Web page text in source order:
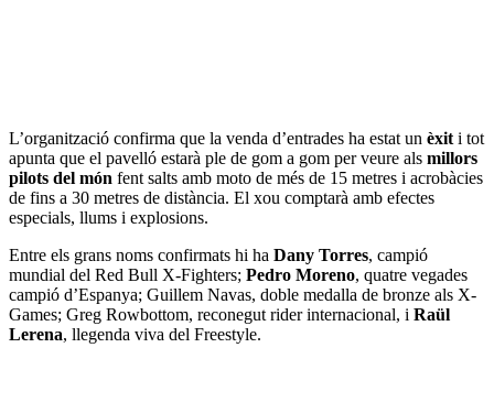
L’organització confirma que la venda d’entrades ha estat un èxit i tot
apunta que el pavelló estarà ple de gom a gom per veure als millors
pilots del món fent salts amb moto de més de 15 metres i acrobàcies
de fins a 30 metres de distància. El xou comptarà amb efectes
especials, llums i explosions.
Entre els grans noms confirmats hi ha Dany Torres, campió
mundial del Red Bull X-Fighters; Pedro Moreno, quatre vegades
campió d’Espanya; Guillem Navas, doble medalla de bronze als X-
Games; Greg Rowbottom, reconegut rider internacional, i Raül
Lerena, llegenda viva del Freestyle.